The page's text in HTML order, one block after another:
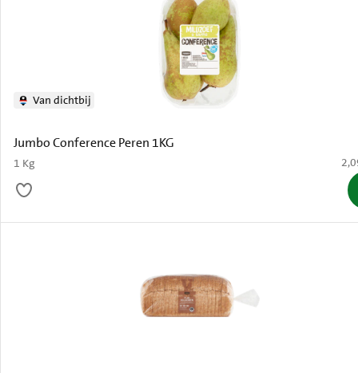
Jumbo Conference Peren 1KG
1 Kg
Van dichtbij
€